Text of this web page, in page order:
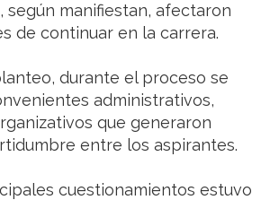
según manifiestan, afectaron
de continuar en la carrera.
durante el proceso se
administrativos,
que generaron
entre los aspirantes.
cuestionamientos estuvo